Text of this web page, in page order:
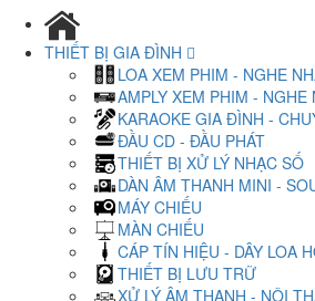
THIẾT BỊ GIA ĐÌNH
LOA XEM PHIM - NGHE
AMPLY XEM PHIM - NGHE
KARAOKE GIA ĐÌNH -
ĐẦU CD - ĐẦU PHÁT
THIẾT BỊ XỬ LÝ NHẠC SỐ
DÀN ÂM THANH MINI -
MÁY CHIẾU
MÀN CHIẾU
CÁP TÍN HIỆU - DÂY LOA
THIẾT BỊ LƯU TRỮ
XỬ LÝ ÂM THANH - NỘI